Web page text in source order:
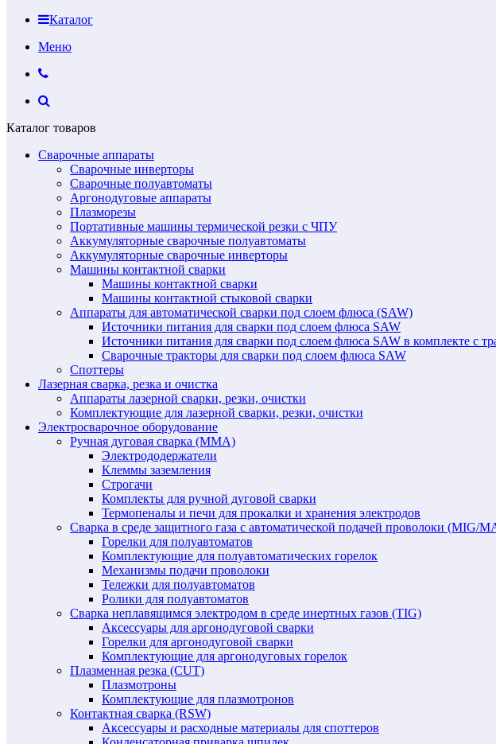
Каталог
Меню
Каталог товаров
Сварочные аппараты
Сварочные инверторы
Сварочные полуавтоматы
Аргонодуговые аппараты
Плазморезы
Портативные машины термической резки с ЧПУ
Аккумуляторные сварочные полуавтоматы
Аккумуляторные сварочные инверторы
Машины контактной сварки
Машины контактной сварки
Машины контактной стыковой сварки
Аппараты для автоматической сварки под слоем флюса (SAW)
Источники питания для сварки под слоем флюса SAW
Источники питания для сварки под слоем флюса SAW в комплекте с
Сварочные тракторы для сварки под слоем флюса SAW
Споттеры
Лазерная сварка, резка и очистка
Аппараты лазерной сварки, резки, очистки
Комплектующие для лазерной сварки, резки, очистки
Электросварочное оборудование
Ручная дуговая сварка (MMA)
Электрододержатели
Клеммы заземления
Строгачи
Комплекты для ручной дуговой сварки
Термопеналы и печи для прокалки и хранения электродов
Сварка в среде защитного газа с автоматической подачей проволоки (MIG/
Горелки для полуавтоматов
Комплектующие для полуавтоматических горелок
Механизмы подачи проволоки
Тележки для полуавтоматов
Ролики для полуавтоматов
Сварка неплавящимся электродом в среде инертных газов (TIG)
Аксессуары для аргонодуговой сварки
Горелки для аргонодуговой сварки
Комплектующие для аргонодуговых горелок
Плазменная резка (CUT)
Плазмотроны
Комплектующие для плазмотронов
Контактная сварка (RSW)
Аксессуары и расходные материалы для споттеров